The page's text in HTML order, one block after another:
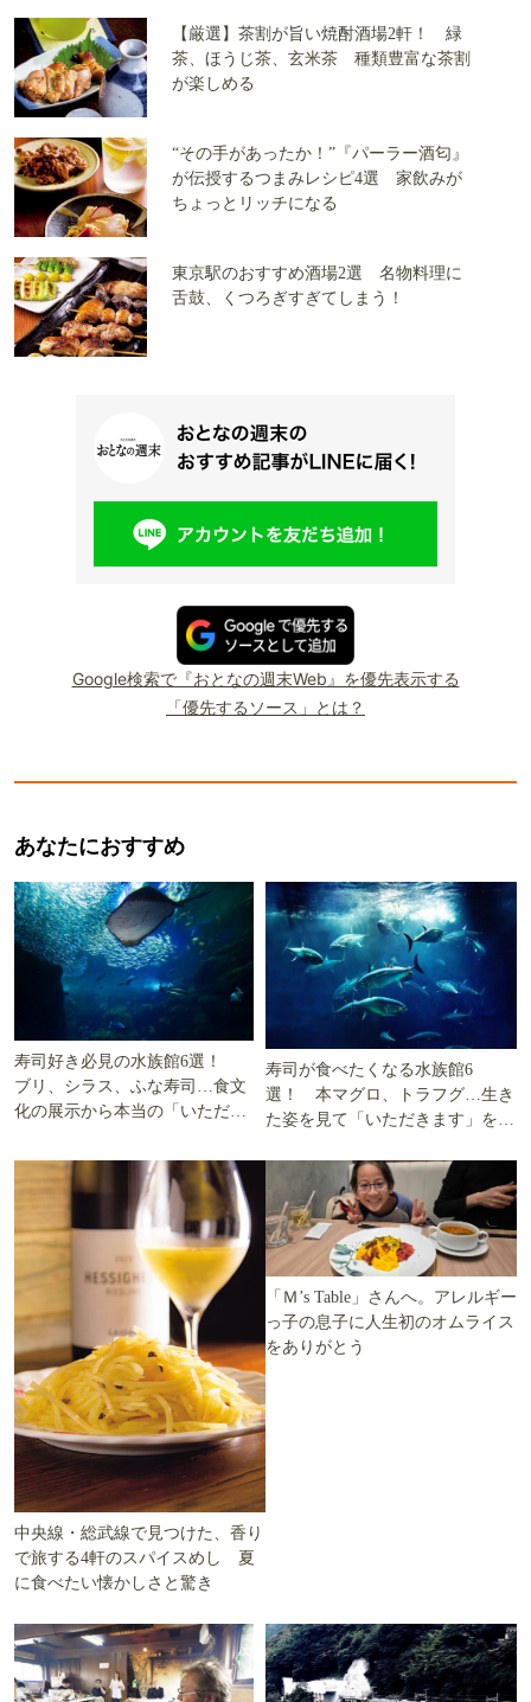
【厳選】茶割が旨い焼酎酒場2軒！ 緑
茶、ほうじ茶、玄米茶 種類豊富な茶割
が楽しめる
“その手があったか！”『パーラー酒匂』
が伝授するつまみレシピ4選 家飲みが
ちょっとリッチになる
東京駅のおすすめ酒場2選 名物料理に
舌鼓、くつろぎすぎてしまう！
Google検索で『おとなの週末Web』を優先表示する
「優先するソース」とは？
あなたにおすすめ
寿司好き必見の水族館6選！
ブリ、シラス、ふな寿司…食文
化の展示から本当の「いただき
寿司が食べたくなる水族館6
選！ 本マグロ、トラフグ…生き
た姿を見て「いただきます」を考
中央線・総武線で見つけた、香り
で旅する4軒のスパイスめし 夏
に食べたい懐かしさと驚き
「Ｍ’s Table」さんへ。アレルギー
っ子の息子に人生初のオムライス
をありがとう